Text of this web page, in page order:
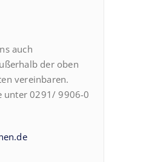
auch
der oben
vereinbaren.
unter 0291/ 9906-0